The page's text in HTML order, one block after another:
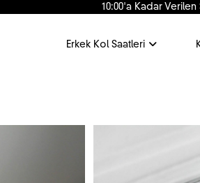
10:00'a Kadar
Erkek Kol Saatleri